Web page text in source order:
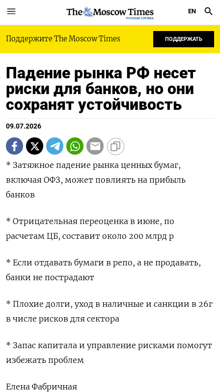
РУССКАЯ СЛУЖБА
EN
Поддержите The Moscow Times ПОДДЕРЖАТЬ
Падение рынка РФ несет
риски для банков, но они
сохранят устойчивость
09.07.2026
* Затяжное падение рынка ценных бумаг,
включая ОФЗ, может повлиять на прибыль
банков
* Отрицательная переоценка в июне, по
расчетам ЦБ, составит около 200 млрд р
* Если отдавать бумаги в репо, а не продавать,
банки не пострадают
* Плохие долги, уход в наличные и санкции в 26г
в числе рисков для сектора
* Запас капитала и управление рисками помогут
избежать проблем
Елена Фабричная